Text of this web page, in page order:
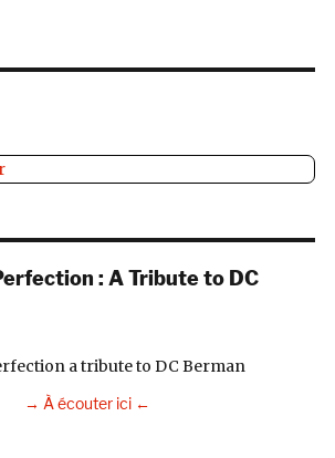
: A Tribute to DC
→ À écouter ici ←